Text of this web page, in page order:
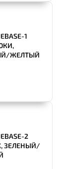
1
ЖЕЛТЫЙ
2
ЗЕЛЕНЫЙ/